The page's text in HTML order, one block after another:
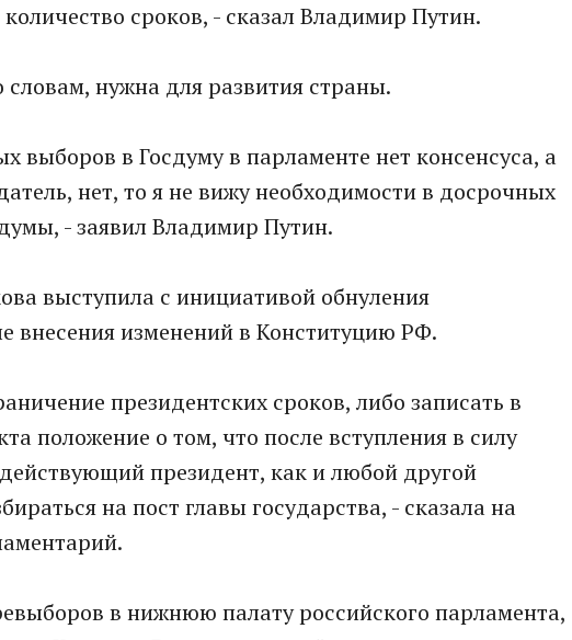
сроков, - сказал Владимир Путин.
словам, нужна для развития страны.
выборов в Госдуму в парламенте нет консенсуса, а
нет, то я не вижу необходимости в досрочных
- заявил Владимир Путин.
выступила с инициативой обнуления
внесения изменений в Конституцию РФ.
президентских сроков, либо записать в
положение о том, что после вступления в силу
президент, как и любой другой
на пост главы государства, - сказала на
в нижнюю палату российского парламента,